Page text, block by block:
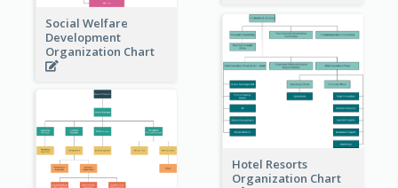
Social Welfare
Development
Organization Chart
Hotel Resorts
Organization Chart